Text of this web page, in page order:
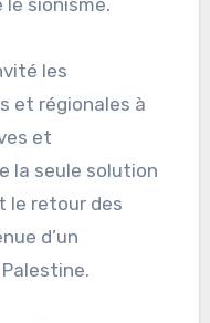
les
et régionales à
et
la seule solution
le retour des
d’un